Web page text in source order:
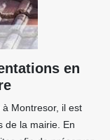
en
Montresor, il est
de la mairie. En